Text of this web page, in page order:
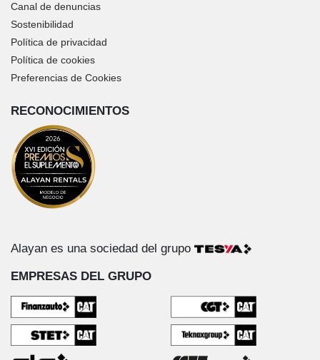
Canal de denuncias
Sostenibilidad
Política de privacidad
Política de cookies
Preferencias de Cookies
RECONOCIMIENTOS
Alayan es una sociedad del grupo
EMPRESAS DEL GRUPO